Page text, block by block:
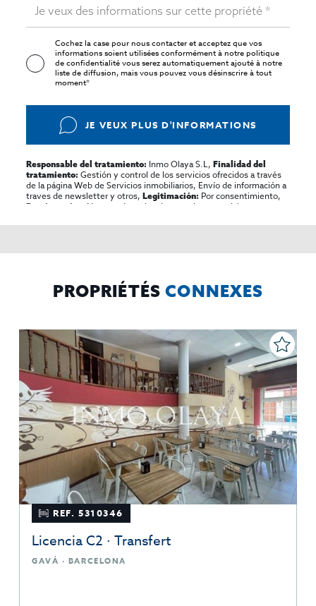
Cochez la case pour nous contacter et acceptez que vos
informations soient utilisées conformément à notrepolitique
de confidentialitévous serez automatiquement ajouté à notre
liste de diffusion, mais vous pouvez vous désinscrire à tout
moment*
JE VEUX PLUS D'INFORMATIONS
Responsable del tratamiento: Inmo Olaya S.L,Finalidad del
tratamiento: Gestión y control de los servicios ofrecidos a través
de la página Web de Servicios inmobiliarios, Envío de información a
traves de newsletter y otros,Legitimación: Por consentimiento,
Destinatarios:
No se cederan los datos, salvo para elaborar
rectificar y suprimir los datos, solicitar la portabilidad de los
PROPRIÉTÉS CONNEXES
REF. 5310346
Licencia C2 · Transfert
GAVÁ · BARCELONA